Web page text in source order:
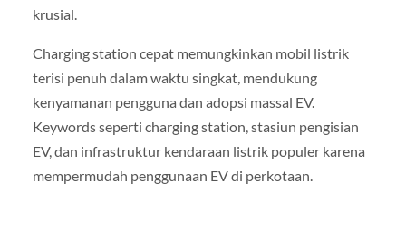
krusial.
Charging station cepat memungkinkan mobil listrik
terisi penuh dalam waktu singkat, mendukung
kenyamanan pengguna dan adopsi massal EV.
Keywords seperti charging station, stasiun pengisian
EV, dan infrastruktur kendaraan listrik populer karena
mempermudah penggunaan EV di perkotaan.